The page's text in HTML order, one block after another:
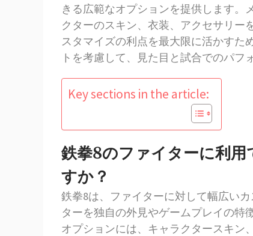
きる広範なオプションを提供します。
クターのスキン、衣装、アクセサリー
スタマイズの利点を最大限に活かすた
トを考慮して、見た目と試合でのパフ
Key sections in the article:
鉄拳8のファイターに利
すか？
鉄拳8は、ファイターに対して幅広い
ターを独自の外見やゲームプレイの特
オプションには、キャラクタースキン